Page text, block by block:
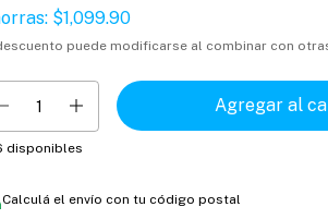
$1,099.90
puede modificarse al combinar con
disponibles
Calculá el envío con tu código postal